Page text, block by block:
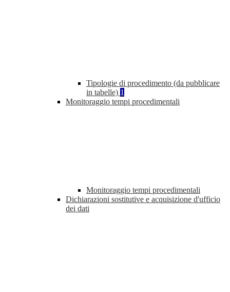
Tipologie di procedimento (da pubblicare
in tabelle) 1
Monitoraggio tempi procedimentali
Monitoraggio tempi procedimentali
Dichiarazioni sostitutive e acquisizione d'ufficio
dei dati